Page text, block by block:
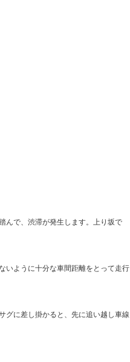
んで、渋滞が発生します。上り坂で
いように十分な車間距離をとって走行
グに差し掛かると、先に追い越し車線